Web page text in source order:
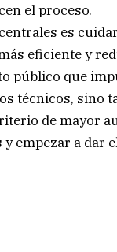
el proceso.
es
eficiente y
público que
técnicos, sino
de mayor
empezar a dar